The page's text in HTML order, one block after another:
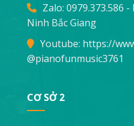
Zalo: 0979.373.586
Ninh Bắc Giang
Youtube: https://
@pianofunmusic3761
CƠ SỞ 2